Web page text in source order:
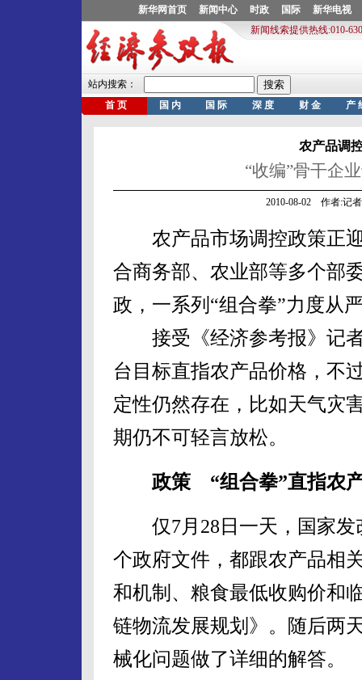
农产品调
“收编”骨干企
2010-08-02 作者:记
农产品市场调控政策正迎
合商务部、农业部等多个部
政，一系列“组合拳”力度从
接受《经济参考报》记者
台目标直指农产品价格，不
定性仍然存在，比如天气灾
期仍不可轻言放松。
政策 “组合拳”直指农产
仅7月28日一天，国家发
个政府文件，都跟农产品相
和机制、粮食最低收购价和
链物流发展规划》。随后两
械化问题做了详细的解答。